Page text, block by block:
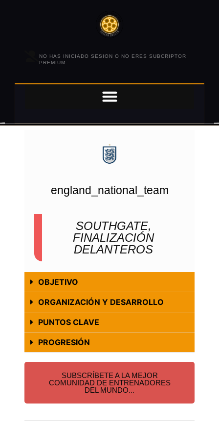
NO HAS INICIADO SESION O NO ERES SUBCRIPTOR
PREMIUM.
england_national_team
SOUTHGATE,
FINALIZACIÓN
DELANTEROS
OBJETIVO
ORGANIZACIÓN Y DESARROLLO
PUNTOS CLAVE
PROGRESIÓN
SUBSCRÍBETE A LA MEJOR
COMUNIDAD DE ENTRENADORES
DEL MUNDO...